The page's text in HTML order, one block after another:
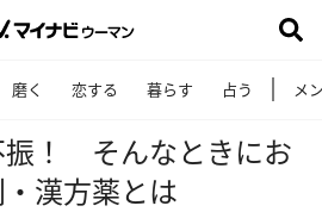
磨く 恋する 暮らす 占う メ
振！ そんなときにお
漢方薬とは